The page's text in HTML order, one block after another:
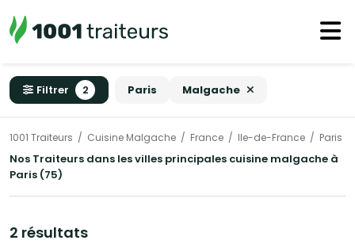
Filtrer 2 Paris Malgache
1001 Traiteurs Cuisine Malgache France Ile-de-France Paris
Nos Traiteurs dans les villes principales cuisine malgache à
Paris (75)
2 résultats